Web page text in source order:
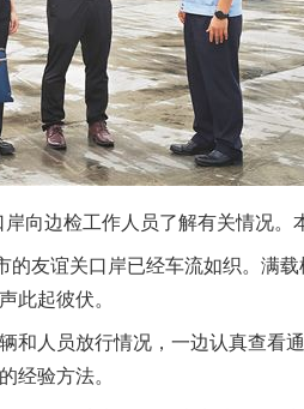
向边检工作人员了解有关情况。
友谊关口岸已经车流如织。满载
此起彼伏。
人员放行情况，一边认真查看
经验方法。